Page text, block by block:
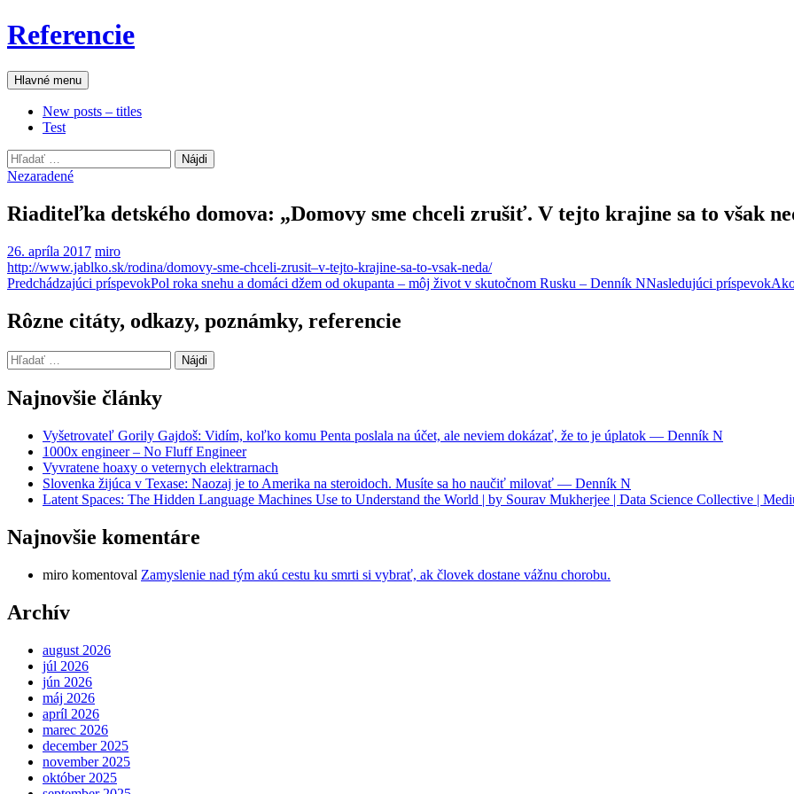
Preskočiť
na
Referencie
Hľadať
Hlavné menu
New posts – titles
Test
Hľadať:
Nezaradené
Riaditeľka detského domova: „Domovy sme chceli zrušiť. V tejto krajine sa to však
26. apríla 2017 miro
http://www.jablko.sk/rodina/domovy-sme-chceli-zrusit–v-tejto-krajine-sa-to-vsak-neda/
Navigácia
článkami
Predchádzajúci príspevokPol roka snehu a domáci džem od okupanta – môj život v skutočnom Rusku – Denník NNasledujúci príspevok
Rôzne citáty, odkazy, poznámky, referencie
Hľadať:
Najnovšie články
Vyšetrovateľ Gorily Gajdoš: Vidím, koľko komu Penta poslala na účet, ale neviem dokázať, že to je úplatok — Denník N
1000x engineer – No Fluff Engineer
Vyvratene hoaxy o veternych elektrarnach
Slovenka žijúca v Texase: Naozaj je to Amerika na steroidoch. Musíte sa ho naučiť milovať — Denník N
Latent Spaces: The Hidden Language Machines Use to Understand the World | by Sourav Mukherjee | Data Science Collective |
Najnovšie komentáre
miro komentoval Zamyslenie nad tým akú cestu ku smrti si vybrať, ak človek dostane vážnu chorobu.
Archív
august 2026
júl 2026
jún 2026
máj 2026
apríl 2026
marec 2026
december 2025
november 2025
október 2025